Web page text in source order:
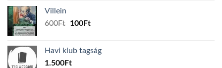
Villein
600Ft
Original
600Ft.
100FtCurrent
100Ft.
Havi klub tagság
1.500Ft